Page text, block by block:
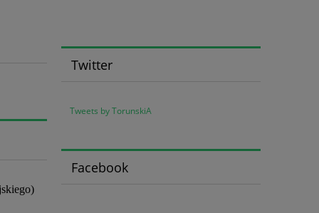
Twitter
Tweets by TorunskiA
Facebook